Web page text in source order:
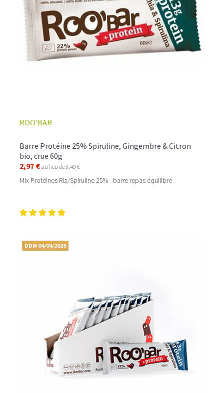
ROO'BAR
Barre Protéine 25% Spiruline, Gingembre & Citron
bio, crue 60g
2,97 € au lieu de3,49 €
Mix Protéines Riz/Spiruline 25% - barre repas équilibré
DDM 04/04/2026